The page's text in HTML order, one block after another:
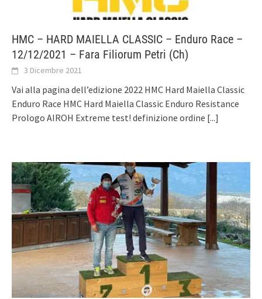
HMC – HARD MAIELLA CLASSIC – Enduro Race –
12/12/2021 – Fara Filiorum Petri (Ch)
3 Dicembre 2021
Vai alla pagina dell’edizione 2022 HMC Hard Maiella Classic
Enduro Race HMC Hard Maiella Classic Enduro Resistance
Prologo AIROH Extreme test! definizione ordine [...]